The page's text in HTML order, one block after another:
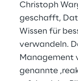
Christoph
geschafft,
Wissen für
verwandeln.
Management
genannte